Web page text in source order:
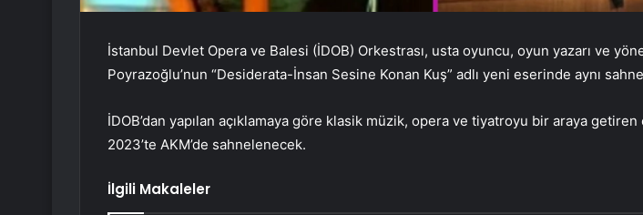
İstanbul Devlet Opera ve Balesi (İDOB) Orkestrası, usta oyuncu, oyun yazarı ve
Poyrazoğlu’nun “Desiderata-İnsan Sesine Konan Kuş” adlı yeni eserinde aynı
İDOB’dan yapılan açıklamaya göre klasik müzik, opera ve tiyatroyu bir araya getiren
2023’te AKM’de sahnelenecek.
İlgili Makaleler